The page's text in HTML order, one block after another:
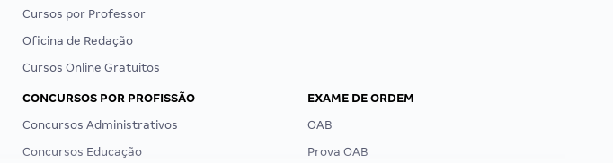
Cursos por Professor
Oficina de Redação
Cursos Online Gratuitos
CONCURSOS POR PROFISSÃO
Concursos Administrativos
Concursos Educação
EXAME DE ORDEM
OAB
Prova OAB